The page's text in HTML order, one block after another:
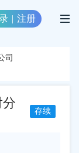
| 注册
司
存续